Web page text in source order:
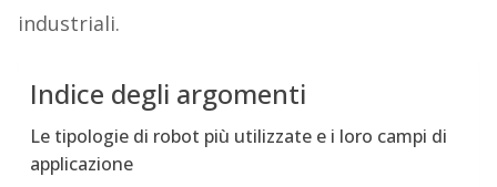
industriali.
Indice degli argomenti
Le tipologie di robot più utilizzate e i loro campi di
applicazione